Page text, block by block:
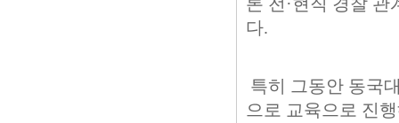
다.
특히 그동안 동국
으로 교육으로 진